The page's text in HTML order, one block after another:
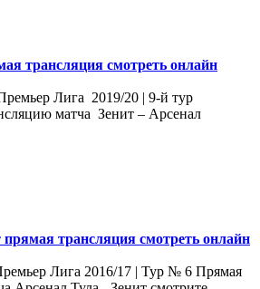
трансляция смотреть онлайн
Лига 2019/20 | 9-й тур
матча Зенит – Арсенал
прямая трансляция смотреть онлайн
Лига 2016/17 | Тур № 6 Прямая